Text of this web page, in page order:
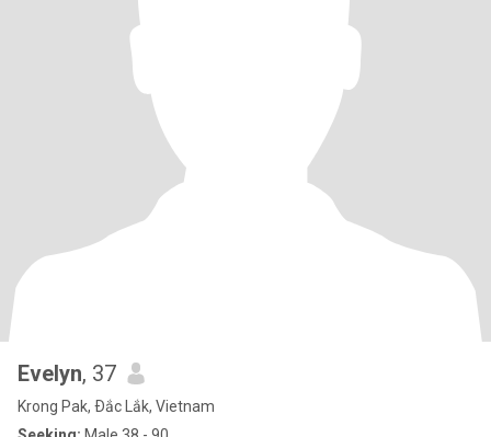
Evelyn, 37
Krong Pak, Ðắc Lắk, Vietnam